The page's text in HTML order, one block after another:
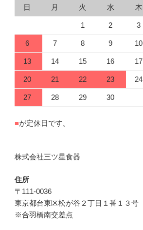
日 月 火 水 木
1 2 3
6 7 8 9 10
13 14 15 16 17
20 21 22 23 24
27 28 29 30
■が定休日です。
株式会社三ツ星食器
住所
〒111-0036
東京都台東区松が谷２丁目１番１３号
※合羽橋南交差点